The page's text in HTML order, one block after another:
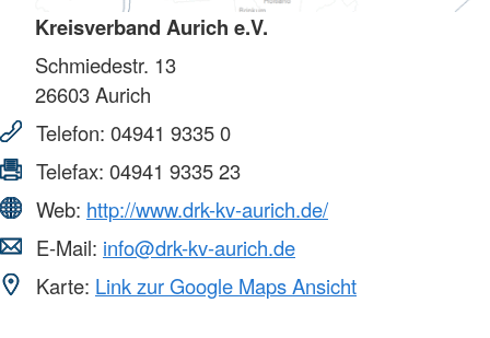
Kreisverband Aurich e.V.
Schmiedestr. 13
26603Aurich
Telefon: 04941 9335 0
Telefax: 04941 9335 23
Web: http://www.drk-kv-aurich.de/
E-Mail: info@drk-kv-aurich.de
Karte: Link zur Google Maps Ansicht